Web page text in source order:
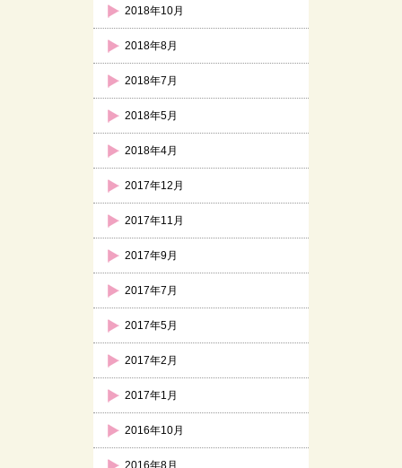
2018年10月
2018年8月
2018年7月
2018年5月
2018年4月
2017年12月
2017年11月
2017年9月
2017年7月
2017年5月
2017年2月
2017年1月
2016年10月